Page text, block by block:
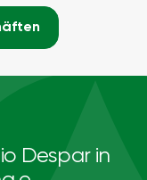
Despar in